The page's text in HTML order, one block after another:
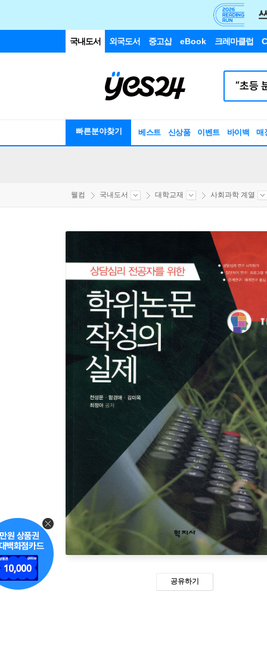
국내도서 외국도서 중고샵 eBook 크레마클럽
빠른분야찾기 베스트 신상품 이벤트 바이백 매
웰컴 국내도서 대학교재 사회과학 계열
공유하기